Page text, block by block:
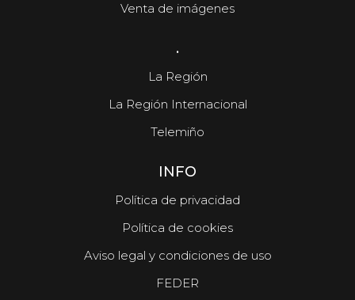
Venta de imágenes
.
La Región
La Región Internacional
Telemiño
INFO
Política de privacidad
Política de cookies
Aviso legal y condiciones de uso
FEDER